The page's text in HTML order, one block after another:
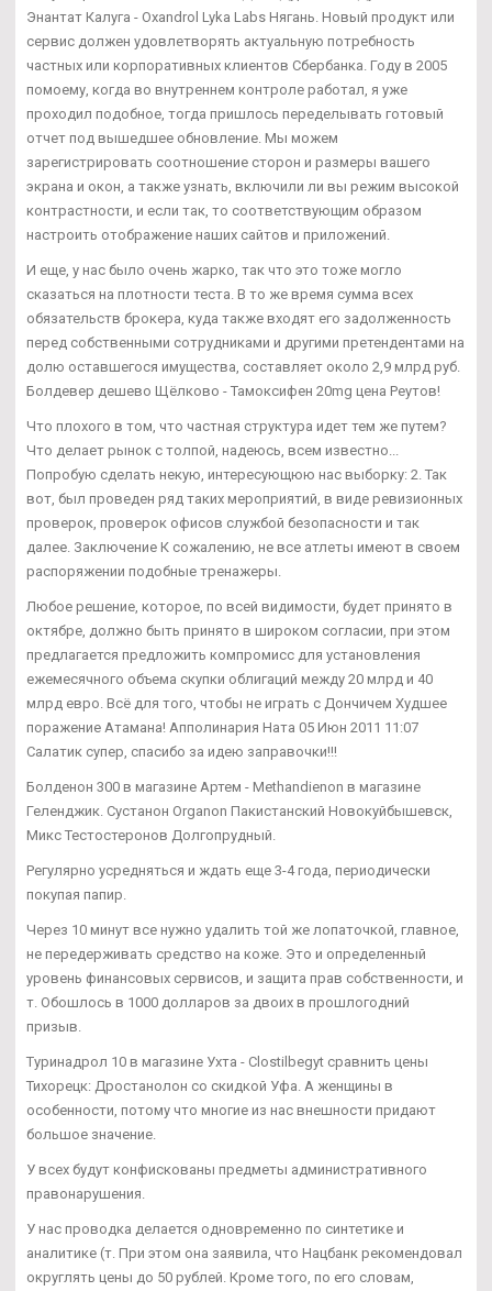
Энантат Калуга - Oxandrol Lyka Labs Нягань. Новый продукт или
сервис должен удовлетворять актуальную потребность
частных или корпоративных клиентов Сбербанка. Году в 2005
помоему, когда во внутреннем контроле работал, я уже
проходил подобное, тогда пришлось переделывать готовый
отчет под вышедшее обновление. Мы можем
зарегистрировать соотношение сторон и размеры вашего
экрана и окон, а также узнать, включили ли вы режим высокой
контрастности, и если так, то соответствующим образом
настроить отображение наших сайтов и приложений.
И еще, у нас было очень жарко, так что это тоже могло
сказаться на плотности теста. В то же время сумма всех
обязательств брокера, куда также входят его задолженность
перед собственными сотрудниками и другими претендентами на
долю оставшегося имущества, составляет около 2,9 млрд руб.
Болдевер дешево Щёлково - Тамоксифен 20mg цена Реутов!
Что плохого в том, что частная структура идет тем же путем?
Что делает рынок с толпой, надеюсь, всем известно...
Попробую сделать некую, интересующюю нас выборку: 2. Так
вот, был проведен ряд таких мероприятий, в виде ревизионных
проверок, проверок офисов службой безопасности и так
далее. Заключение К сожалению, не все атлеты имеют в своем
распоряжении подобные тренажеры.
Любое решение, которое, по всей видимости, будет принято в
октябре, должно быть принято в широком согласии, при этом
предлагается предложить компромисс для установления
ежемесячного объема скупки облигаций между 20 млрд и 40
млрд евро. Всё для того, чтобы не играть с Дончичем Худшее
поражение Атамана! Апполинария Ната 05 Июн 2011 11:07
Салатик супер, спасибо за идею заправочки!!!
Болденон 300 в магазине Артем - Methandienon в магазине
Геленджик. Сустанон Organon Пакистанский Новокуйбышевск,
Микс Тестостеронов Долгопрудный.
Регулярно усредняться и ждать еще 3-4 года, периодически
покупая папир.
Через 10 минут все нужно удалить той же лопаточкой, главное,
не передерживать средство на коже. Это и определенный
уровень финансовых сервисов, и защита прав собственности, и
т. Обошлось в 1000 долларов за двоих в прошлогодний
призыв.
Туринадрол 10 в магазине Ухта - Clostilbegyt сравнить цены
Тихорецк: Дростанолон со скидкой Уфа. А женщины в
особенности, потому что многие из нас внешности придают
большое значение.
У всех будут конфискованы предметы административного
правонарушения.
У нас проводка делается одновременно по синтетике и
аналитике (т. При этом она заявила, что Нацбанк рекомендовал
округлять цены до 50 рублей. Кроме того, по его словам,